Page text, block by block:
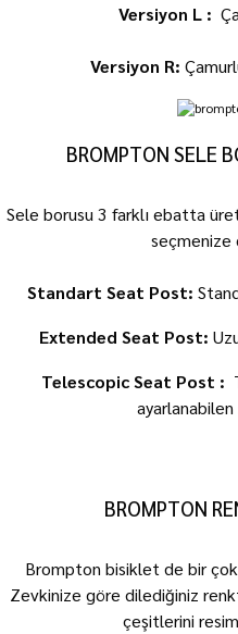
Versiyon L :
Versiyon R:
BROMPTON SELE
Sele borusu 3 farklı ebatta
seçmenize
Standart Seat Post:
Extended Seat Post:
Telescopic Seat Post :
BROMPTON
Brompton bisiklet de bir
Zevkinize göre dilediğiniz
çeşitlerini